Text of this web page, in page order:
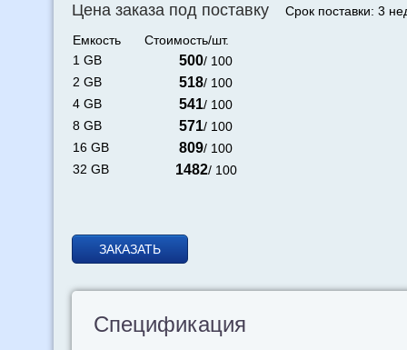
Цена заказа под поставку
Емкость
Стоимость/шт.
1 GB
500/ 100
2 GB
518/ 100
4 GB
541/ 100
8 GB
571/ 100
16 GB
809/ 100
32 GB
1482/ 100
Срок поставки: 3
ЗАКАЗАТЬ
Спецификация